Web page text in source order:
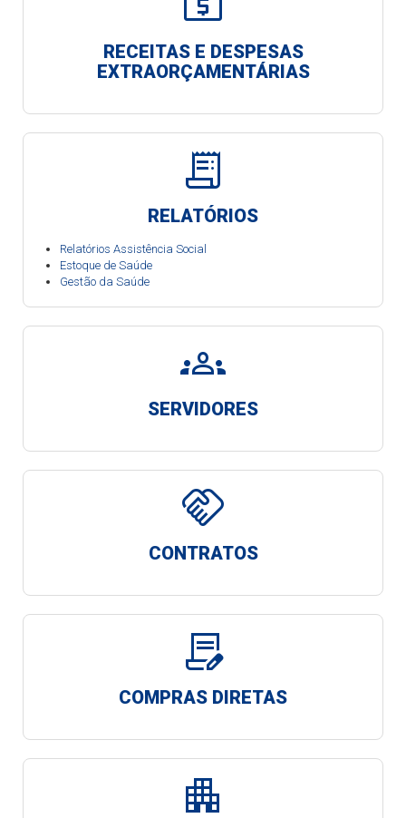
RECEITAS E DESPESAS
EXTRAORÇAMENTÁRIAS
receipt_long
RELATÓRIOS
Relatórios Assistência Social
Estoque de Saúde
Gestão da Saúde
groups
SERVIDORES
handshake
CONTRATOS
contract_edit
COMPRAS DIRETAS
apartment